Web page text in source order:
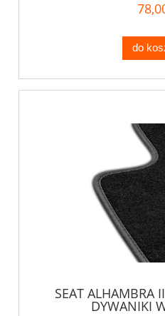
do
SEAT ALHAMBRA
DYWANIKI